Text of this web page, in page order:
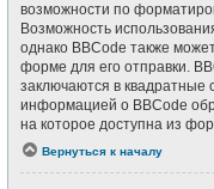
возможности по
Возможность
однако BBCode также
форме для его отправки.
заключаются в квадратные
информацией о BBCode
на которое доступна из
Вернуться к началу